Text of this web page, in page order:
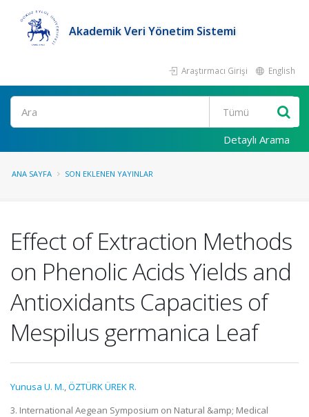
Akademik Veri Yönetim Sistemi
Araştırmacı Girişi English
Ara
Detaylı Arama
ANA SAYFA SON EKLENEN YAYINLAR
Effect of Extraction Methods
on Phenolic Acids Yields and
Antioxidants Capacities of
Mespilus germanica Leaf
Yunusa U. M.,ÖZTÜRK ÜREK R.
3. International Aegean Symposium on Natural &amp; Medical